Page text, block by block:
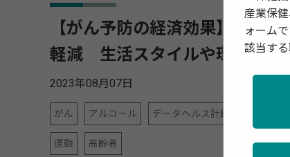
【がん予防の経済効果】 がん
軽減 生活スタイルや環境の改
2023年08月07日
がん アルコール データヘルス計画
運動 高齢者
産業保
ォームで
該当す